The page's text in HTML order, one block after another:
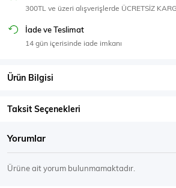
Eşofman Üstü
300TL ve üzeri alışverişlerde ÜCRETSİZ
İade ve Teslimat
14 gün içerisinde iade imkanı
Ürün Bilgisi
Taksit Seçenekleri
Yorumlar
Ürüne ait yorum bulunmamaktadır.